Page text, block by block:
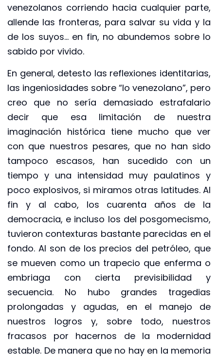
venezolanos corriendo hacia cualquier parte,
allende las fronteras, para salvar su vida y la
de los suyos… en fin, no abundemos sobre lo
sabido por vivido.
En general, detesto las reflexiones identitarias,
las ingeniosidades sobre “lo venezolano”, pero
creo que no sería demasiado estrafalario
decir que esa limitación de nuestra
imaginación histórica tiene mucho que ver
con que nuestros pesares, que no han sido
tampoco escasos, han sucedido con un
tiempo y una intensidad muy paulatinos y
poco explosivos, si miramos otras latitudes. Al
fin y al cabo, los cuarenta años de la
democracia, e incluso los del posgomecismo,
tuvieron contexturas bastante parecidas en el
fondo. Al son de los precios del petróleo, que
se mueven como un trapecio que enferma o
embriaga con cierta previsibilidad y
secuencia. No hubo grandes tragedias
prolongadas y agudas, en el manejo de
nuestros logros y, sobre todo, nuestros
fracasos por hacernos de la modernidad
estable. De manera que no hay en la memoria